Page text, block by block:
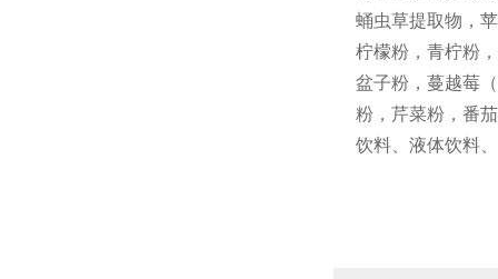
蛹虫草提取物，
柠檬粉，青柠粉
盆子粉，蔓越莓
粉，芹菜粉，番
饮料、液体饮料